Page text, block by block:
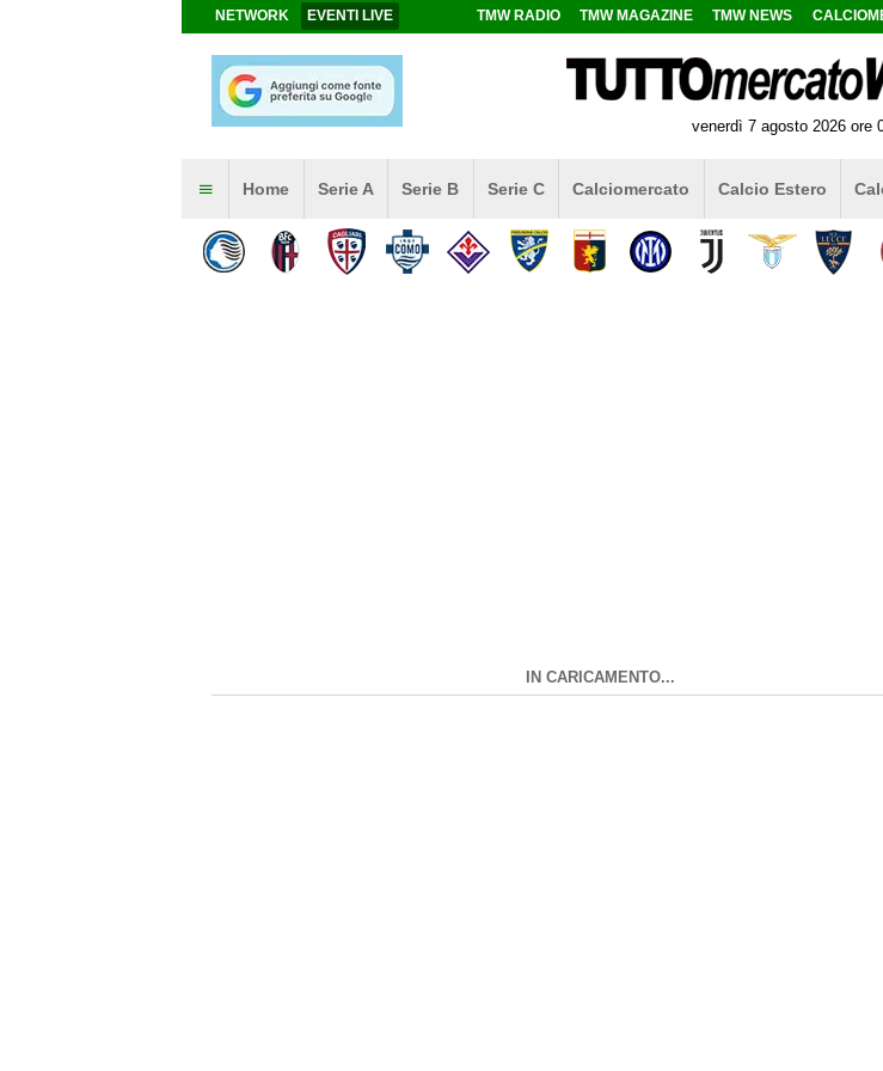
NETWORK EVENTI LIVE TMW RADIO TMW MAGAZINE TMW NEWS
venerdì 7 agosto 2026 ore
Home Serie A Serie B Serie C Calciomercato Calcio Estero
IN CARICAMENTO...